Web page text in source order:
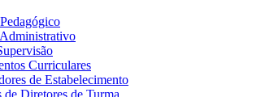
Curriculares
de Estabelecimento
de Diretores de Turma